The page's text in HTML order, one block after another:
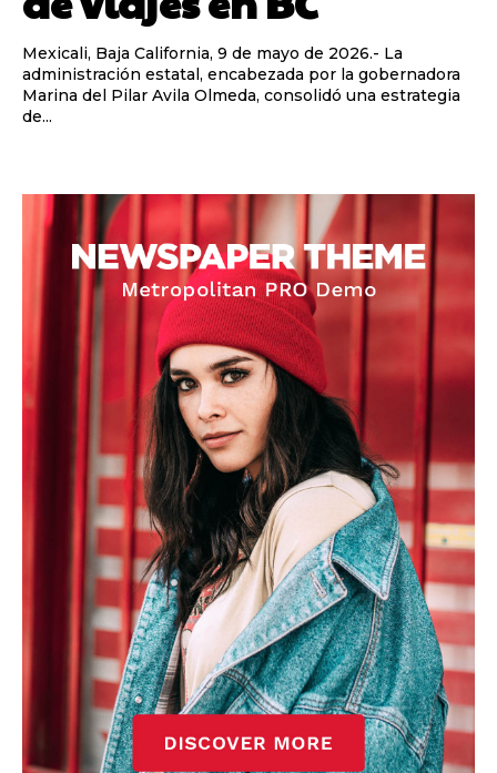
Mexicali, Baja California, 9 de mayo de 2026.- La
administración estatal, encabezada por la gobernadora
Marina del Pilar Avila Olmeda, consolidó una estrategia
de...